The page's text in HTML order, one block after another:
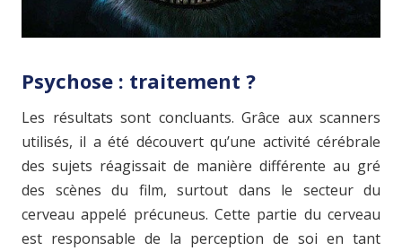
Psychose : traitement ?
Les résultats sont concluants. Grâce aux scanners
utilisés, il a été découvert qu’une activité cérébrale
des sujets réagissait de manière différente au gré
des scènes du film, surtout dans le secteur du
cerveau appelé précuneus. Cette partie du cerveau
est responsable de la perception de soi en tant